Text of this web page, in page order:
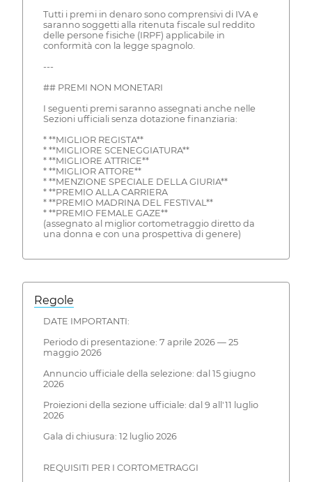
Tutti i premi in denaro sono comprensivi di IVA e
saranno soggetti alla ritenuta fiscale sul reddito
delle persone fisiche (IRPF) applicabile in
conformità con la legge spagnolo.
---
## PREMI NON MONETARI
I seguenti premi saranno assegnati anche nelle
Sezioni ufficiali senza dotazione finanziaria:
* **MIGLIOR REGISTA**
* **MIGLIORE SCENEGGIATURA**
* **MIGLIORE ATTRICE**
* **MIGLIOR ATTORE**
* **MENZIONE SPECIALE DELLA GIURIA**
* **PREMIO ALLA CARRIERA
* **PREMIO MADRINA DEL FESTIVAL**
* **PREMIO FEMALE GAZE**
(assegnato al miglior cortometraggio diretto da
una donna e con una prospettiva di genere)
Regole
DATE IMPORTANTI:
Periodo di presentazione: 7 aprile 2026 — 25
maggio 2026
Annuncio ufficiale della selezione: dal 15 giugno
2026
Proiezioni della sezione ufficiale: dal 9 all'11 luglio
2026
Gala di chiusura: 12 luglio 2026
REQUISITI PER I CORTOMETRAGGI